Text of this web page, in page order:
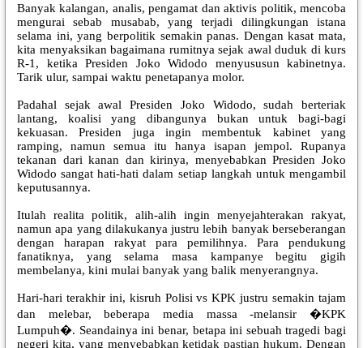
Banyak kalangan, analis, pengamat dan aktivis politik, mencoba
mengurai sebab musabab, yang terjadi dilingkungan istana
selama ini, yang berpolitik semakin panas. Dengan kasat mata,
kita menyaksikan bagaimana rumitnya sejak awal duduk di kurs
R-1, ketika Presiden Joko Widodo menyususun kabinetnya.
Tarik ulur, sampai waktu penetapanya molor.
Padahal sejak awal Presiden Joko Widodo, sudah berteriak
lantang, koalisi yang dibangunya bukan untuk bagi-bagi
kekuasan. Presiden juga ingin membentuk kabinet yang
ramping, namun semua itu hanya isapan jempol. Rupanya
tekanan dari kanan dan kirinya, menyebabkan Presiden Joko
Widodo sangat hati-hati dalam setiap langkah untuk mengambil
keputusannya.
Itulah realita politik, alih-alih ingin menyejahterakan rakyat,
namun apa yang dilakukanya justru lebih banyak berseberangan
dengan harapan rakyat para pemilihnya. Para pendukung
fanatiknya, yang selama masa kampanye begitu gigih
membelanya, kini mulai banyak yang balik menyerangnya.
Hari-hari terakhir ini, kisruh Polisi vs KPK justru semakin tajam
dan melebar, beberapa media massa -melansir �KPK
Lumpuh�. Seandainya ini benar, betapa ini sebuah tragedi bagi
negeri kita, yang menyebabkan ketidak pastian hukum. Dengan